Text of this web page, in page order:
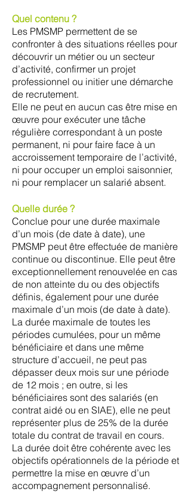
Quel contenu ?
Les PMSMP permettent de se
confronter à des situations réelles pour
découvrir un métier ou un secteur
d’activité, confirmer un projet
professionnel ou initier une démarche
de recrutement.
Elle ne peut en aucun cas être mise en
œuvre pour exécuter une tâche
régulière correspondant à un poste
permanent, ni pour faire face à un
accroissement temporaire de l’activité,
ni pour occuper un emploi saisonnier,
ni pour remplacer un salarié absent.
Quelle durée ?
Conclue pour une durée maximale
d’un mois (de date à date), une
PMSMP peut être effectuée de manière
continue ou discontinue. Elle peut être
exceptionnellement renouvelée en cas
de non atteinte du ou des objectifs
définis, également pour une durée
maximale d’un mois (de date à date).
La durée maximale de toutes les
périodes cumulées, pour un même
bénéficiaire et dans une même
structure d’accueil, ne peut pas
dépasser deux mois sur une période
de 12 mois ; en outre, si les
bénéficiaires sont des salariés (en
contrat aidé ou en SIAE), elle ne peut
représenter plus de 25% de la durée
totale du contrat de travail en cours.
La durée doit être cohérente avec les
objectifs opérationnels de la période et
permettre la mise en œuvre d’un
accompagnement personnalisé.